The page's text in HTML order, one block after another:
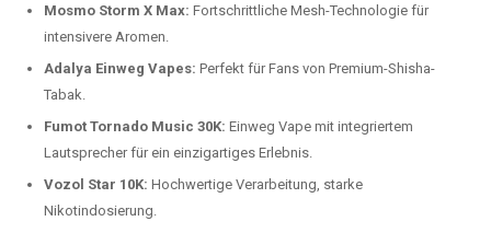
Mosmo Storm X Max: Fortschrittliche Mesh-Technologie für
intensivere Aromen.
Adalya Einweg Vapes: Perfekt für Fans von Premium-Shisha-
Tabak.
Fumot Tornado Music 30K: Einweg Vape mit integriertem
Lautsprecher für ein einzigartiges Erlebnis.
Vozol Star 10K: Hochwertige Verarbeitung, starke
Nikotindosierung.